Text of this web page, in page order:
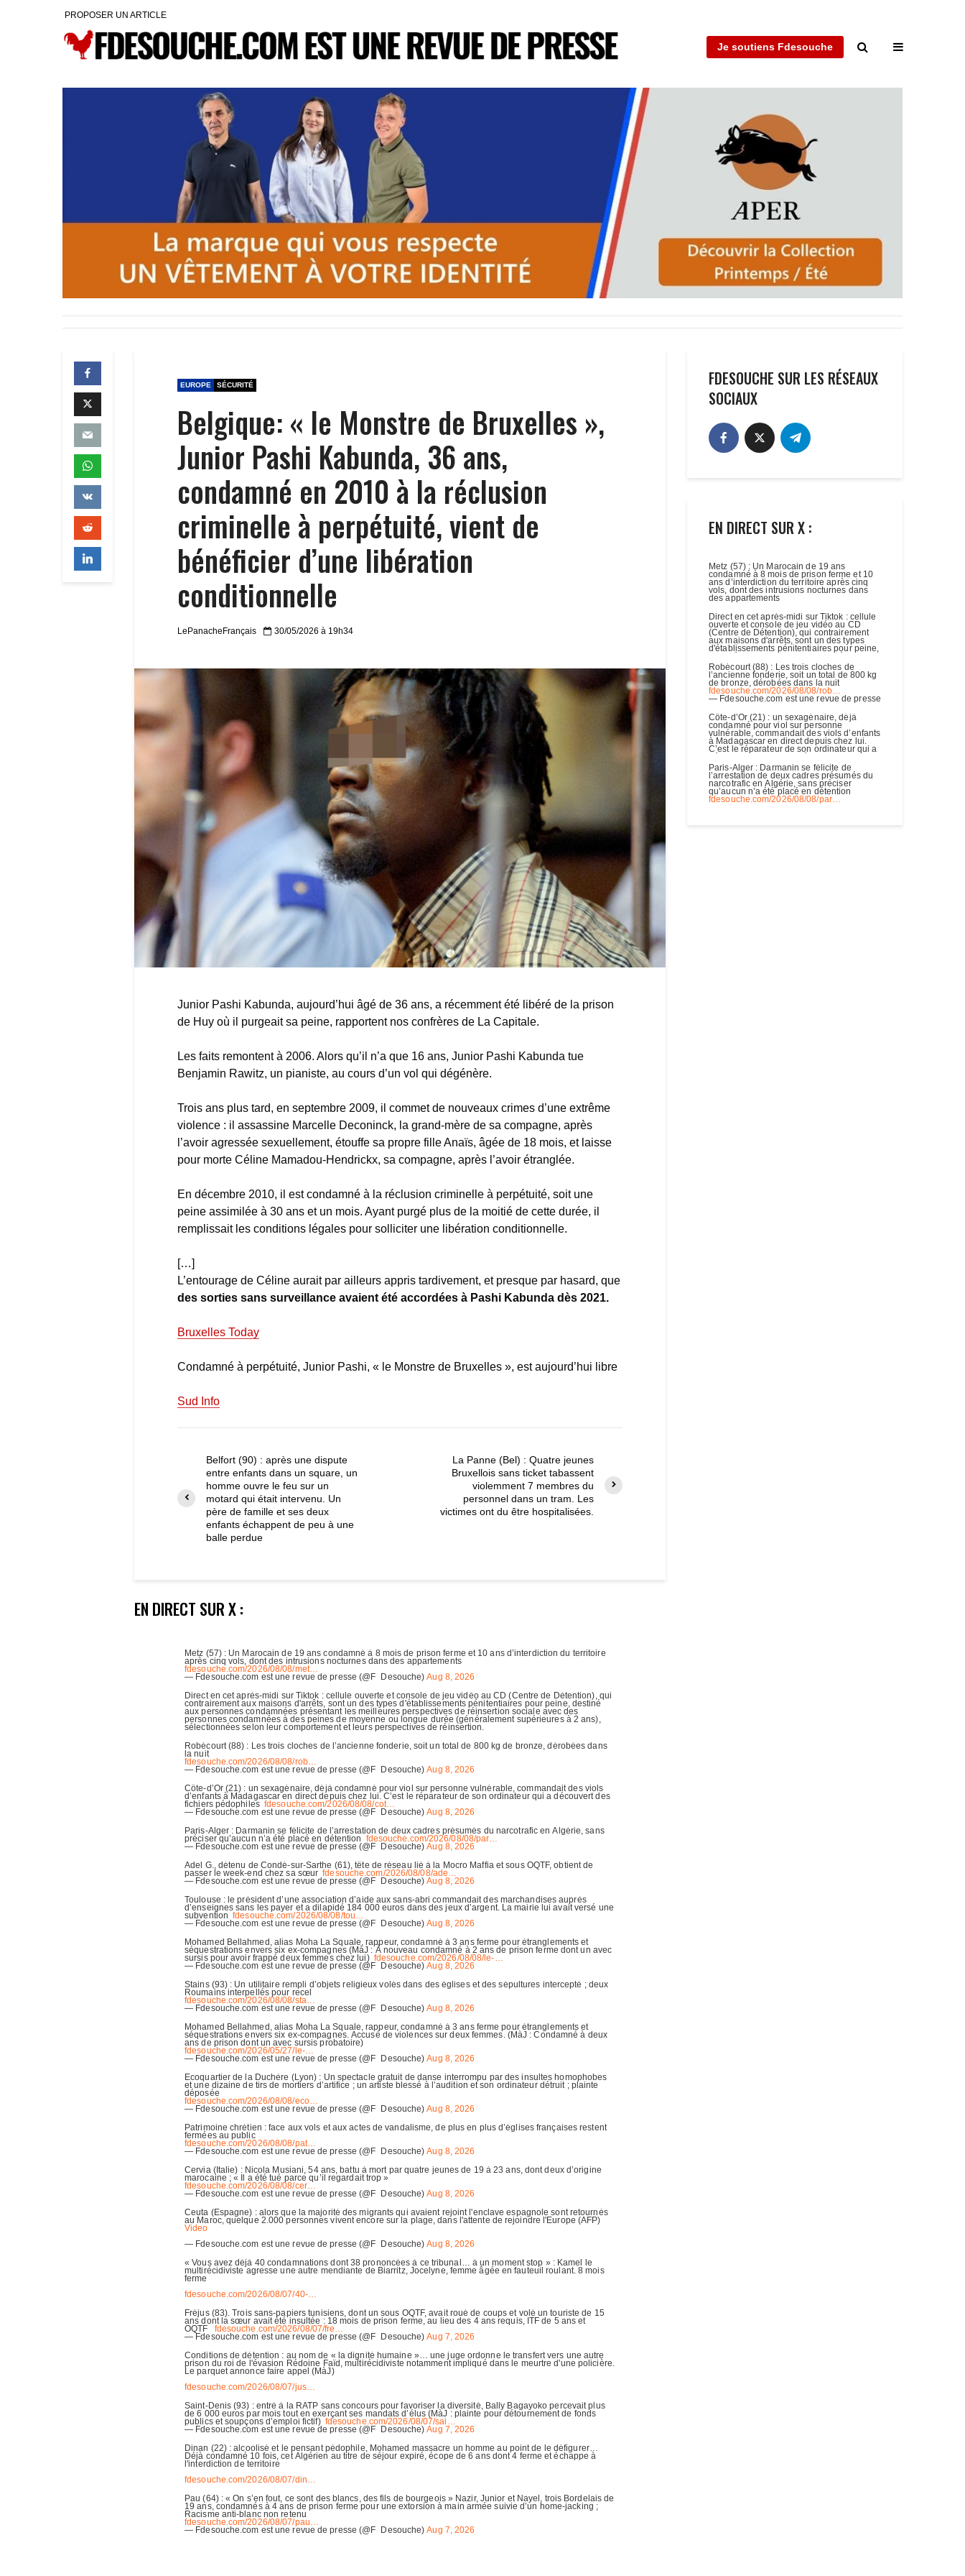
PROPOSER UN ARTICLE
Je soutiens Fdesouche
EUROPE SÉCURITÉ
Belgique: « le Monstre de Bruxelles »,
Junior Pashi Kabunda, 36 ans,
condamné en 2010 à la réclusion
criminelle à perpétuité, vient de
bénéficier d’une libération
conditionnelle
LePanacheFrançais 30/05/2026 à 19h34
Junior Pashi Kabunda, aujourd’hui âgé de 36 ans, a récemment été libéré de la prison
de Huy où il purgeait sa peine, rapportent nos confrères de La Capitale.
Les faits remontent à 2006. Alors qu’il n’a que 16 ans, Junior Pashi Kabunda tue
Benjamin Rawitz, un pianiste, au cours d’un vol qui dégénère.
Trois ans plus tard, en septembre 2009, il commet de nouveaux crimes d’une extrême
violence : il assassine Marcelle Deconinck, la grand-mère de sa compagne, après
l’avoir agressée sexuellement, étouffe sa propre fille Anaïs, âgée de 18 mois, et laisse
pour morte Céline Mamadou-Hendrickx, sa compagne, après l’avoir étranglée.
En décembre 2010, il est condamné à la réclusion criminelle à perpétuité, soit une
peine assimilée à 30 ans et un mois. Ayant purgé plus de la moitié de cette durée, il
remplissait les conditions légales pour solliciter une libération conditionnelle.
[…]
L’entourage de Céline aurait par ailleurs appris tardivement, et presque par hasard, que
des sorties sans surveillance avaient été accordées à Pashi Kabunda dès 2021.
Bruxelles Today
Condamné à perpétuité, Junior Pashi, « le Monstre de Bruxelles », est aujourd’hui libre
Sud Info
Belfort (90) : après une dispute
entre enfants dans un square, un
homme ouvre le feu sur un
motard qui était intervenu. Un
père de famille et ses deux
enfants échappent de peu à une
balle perdue
La Panne (Bel) : Quatre jeunes
Bruxellois sans ticket tabassent
violemment 7 membres du
personnel dans un tram. Les
victimes ont du être hospitalisées.
EN DIRECT SUR X :
FDESOUCHE SUR LES RÉSEAUX
SOCIAUX
EN DIRECT SUR X :